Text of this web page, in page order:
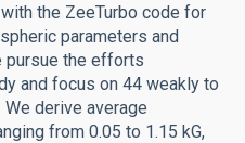
the ZeeTurbo code for
parameters and
pursue the efforts
and focus on 44 weakly to
derive average
from 0.05 to 1.15 kG,